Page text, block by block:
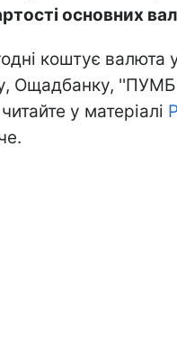
основних
коштує валюта
Ощадбанку,
у матеріалі